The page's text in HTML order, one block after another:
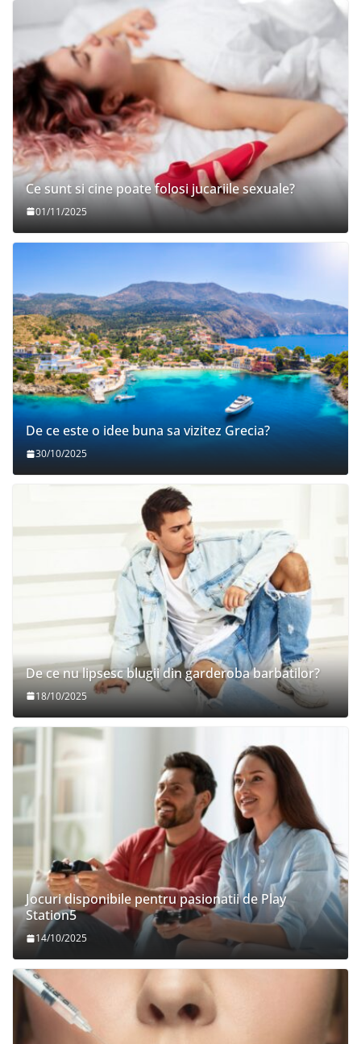
Ce sunt si cine poate folosi jucariile sexuale?
01/11/2025
De ce este o idee buna sa vizitez Grecia?
30/10/2025
De ce nu lipsesc blugii din garderoba barbatilor?
18/10/2025
Jocuri disponibile pentru pasionatii de Play
Station5
14/10/2025